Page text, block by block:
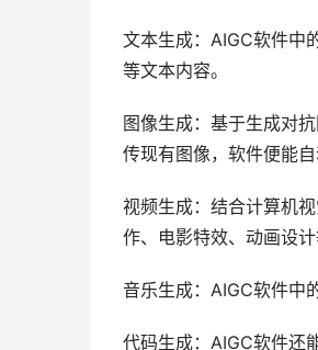
文本生成：AIGC软件中
等文本内容。
图像生成：基于生成对
传现有图像，软件便能
视频生成：结合计算机
作、电影特效、动画设计
音乐生成：AIGC软件中
代码生成：AIGC软件还